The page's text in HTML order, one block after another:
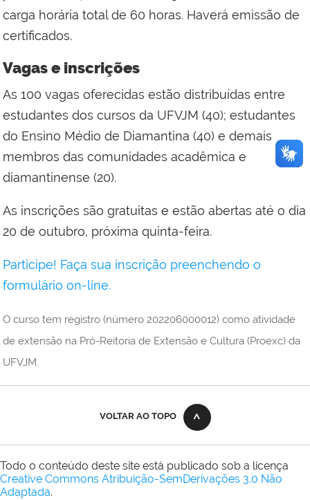
carga horária total de 60 horas. Haverá emissão de
certificados.
Vagas e inscrições
As 100 vagas oferecidas estão distribuídas entre
estudantes dos cursos da UFVJM (40); estudantes
do Ensino Médio de Diamantina (40) e demais
membros das comunidades acadêmica e
diamantinense (20).
As inscrições são gratuitas e estão abertas até o dia
20 de outubro, próxima quinta-feira.
Participe! Faça sua inscrição preenchendo o
formulário on-line.
O curso tem registro (número 202206000012) como atividade
de extensão na Pró-Reitoria de Extensão e Cultura (Proexc) da
UFVJM.
VOLTAR AO TOPO
Todo o conteúdo deste site está publicado sob a licença
Creative Commons Atribuição-SemDerivações 3.0 Não
Adaptada.